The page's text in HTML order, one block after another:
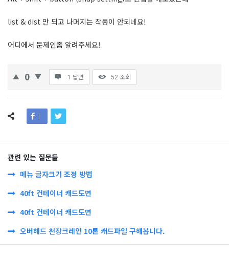
list & dist 만 되고 나머지는 작동이 안되네요!
어디에서 문제인좀 알려주세요!
0 1 답변 52 조회
관련 있는 질문들
메뉴 글자크기 조정 방법
40ft 컨테이너 캐드도면
40ft 컨테이너 캐드도면
오버헤드 천장크레인 10톤 캐드파일 구해봅니다.